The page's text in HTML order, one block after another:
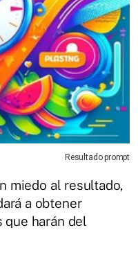
Resultado prompt
miedo al resultado,
a obtener
harán del